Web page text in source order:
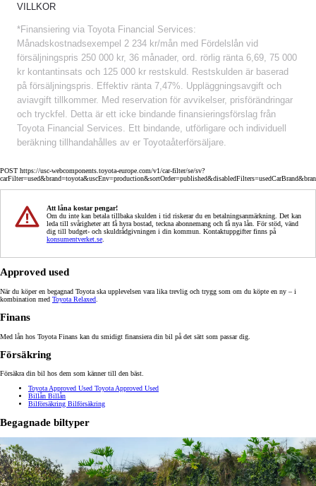
VILLKOR
*Finansiering via Toyota Financial Services:
Månadskostnadsexempel 2 234 kr/mån med Fördelslån vid
försäljningspris 250 000 kr, 36 månader, ord. rörlig ränta 6,69, 75 000
kr kontantinsats och 125 000 kr restskuld. Restskulden är baserad
på försäljningspris. Effektiv ränta 7,47%. Uppläggningsavgift och
aviavgift tillkommer. Med reservation för avvikelser, prisförändringar
och tryckfel. Detta är ett icke bindande finansieringsförslag från
Toyota Financial Services. Ett bindande, utförligare och individuell
beräkning tillhandahålles av er Toyotaåterförsäljare.
POST https://usc-webcomponents.toyota-europe.com/v1/car-filter/se/sv?
Att låna kostar pengar!
Om du inte kan betala tillbaka skulden i tid riskerar du en betalningsanmärkning. Det kan
leda till svårigheter att få hyra bostad, teckna abonnemang och få nya lån. För stöd, vänd
dig till budget- och skuldrådgivningen i din kommun. Kontaktuppgifter finns på
konsumentverket.se
Approved used
När du köper en begagnad Toyota ska upplevelsen vara lika trevlig och trygg som om du köpte en ny – i
kombination med Toyota Relaxed
Finans
Med lån hos Toyota Finans kan du smidigt finansiera din bil på det sätt som passar dig.
Försäkring
Försäkra din bil hos dem som känner till den bäst.
Toyota Approved Used Toyota Approved Used
Billån Billån
Bilförsäkring Bilförsäkring
Begagnade biltyper